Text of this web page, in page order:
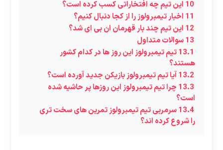
10 این تیم چه افتخاراتی کسب کرده است؟
11 اخبار تیمبرولوز را از کجا دنبال کنیم؟
12 این تیم چند بار قهرمان ان بی ای شد؟
13سوالات متداول
13.1تیم تیمبرولوز این روز ها در کدام کشور
هستند؟
13.2آیا تیم تیمبرولوز بازیکن جدید آورده است؟
13.3 چرا تیم تیمبرولوز این روزها پر حاشیه شده
است؟
13.4سرمربی تیم تیمبرولوز تمرین های سخت تری
را شروع کرده اند؟